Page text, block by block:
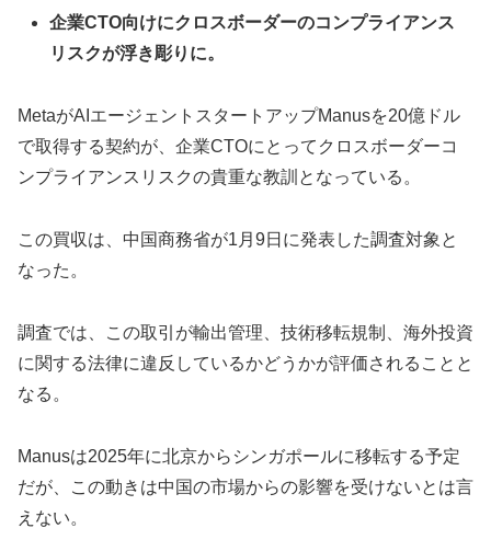
企業CTO向けにクロスボーダーのコンプライアンス
リスクが浮き彫りに。
MetaがAIエージェントスタートアップManusを20億ドル
で取得する契約が、企業CTOにとってクロスボーダーコ
ンプライアンスリスクの貴重な教訓となっている。
この買収は、中国商務省が1月9日に発表した調査対象と
なった。
調査では、この取引が輸出管理、技術移転規制、海外投資
に関する法律に違反しているかどうかが評価されることと
なる。
Manusは2025年に北京からシンガポールに移転する予定
だが、この動きは中国の市場からの影響を受けないとは言
えない。